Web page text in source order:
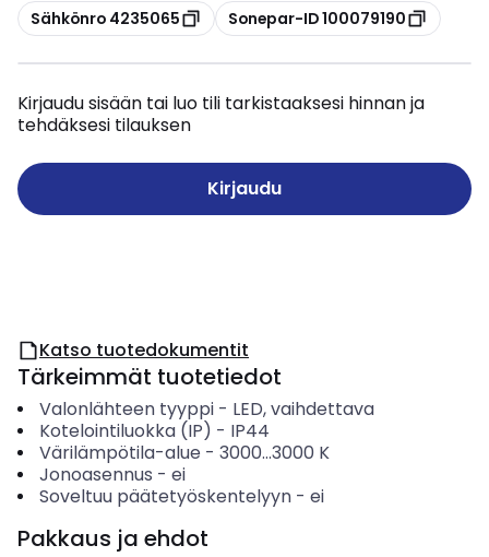
Kopioi
Sähkönro 4235065 Kopioi
Sonepar-ID 100079190
Kirjaudu sisään tai luo tili tarkistaaksesi hinnan ja
tehdäksesi tilauksen
Kirjaudu
Katso tuotedokumentit
Tärkeimmät tuotetiedot
Valonlähteen tyyppi- LED, vaihdettava
Kotelointiluokka (IP) - IP44
Värilämpötila-alue - 3000...3000 K
Jonoasennus - ei
Soveltuu päätetyöskentelyyn- ei
Pakkaus ja ehdot